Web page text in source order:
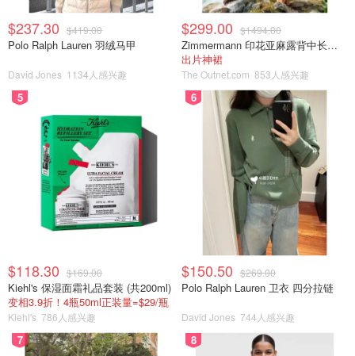
$237.30 $419.00
Polo Ralph Lauren 羽绒马甲
David Jones 1134人感兴趣
$299.00 $1494.00
Zimmermann 印花亚麻露背中长连衣裙
出片神裙
The Outnet.com 853人感兴趣
5
$118.30 $169.00
Kiehl's 保湿面霜礼品套装 (共200ml)
变相3.9折！4瓶50ml正装量=$29/瓶
Kiehl's 786人感兴趣
6
$150.50 $269.00
Polo Ralph Lauren 卫衣 四分拉链
David Jones 744人感兴趣
7 8